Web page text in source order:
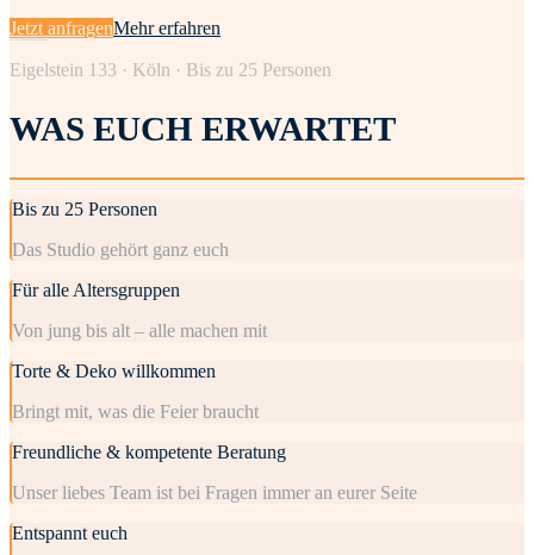
Jetzt anfragenMehr erfahren
Eigelstein 133 · Köln · Bis zu 25 Personen
WAS EUCH ERWARTET
Bis zu 25 Personen
Das Studio gehört ganz euch
Für alle Altersgruppen
Von jung bis alt – alle machen mit
Torte & Deko willkommen
Bringt mit, was die Feier braucht
Freundliche & kompetente Beratung
Unser liebes Team ist bei Fragen immer an eurer Seite
Entspannt euch